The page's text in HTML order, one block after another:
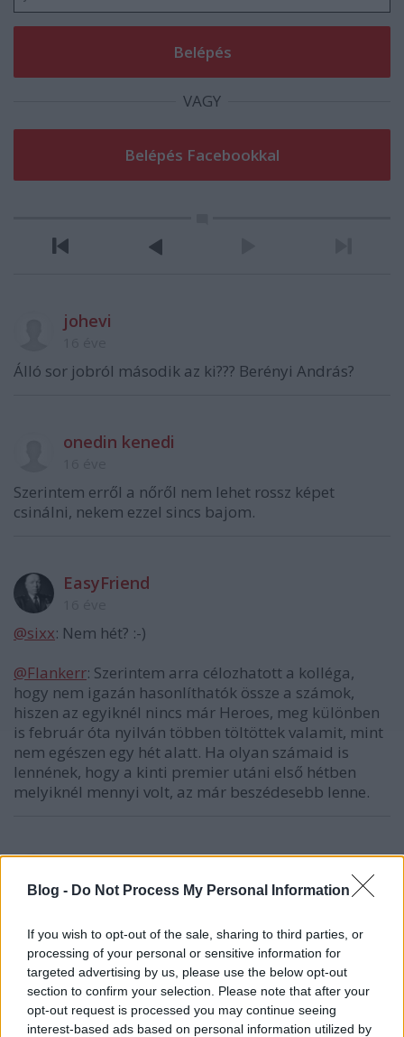
Blog - Do Not Process My Personal Information
If you wish to opt-out of the sale, sharing to third parties, or
processing of your personal or sensitive information for
targeted advertising by us, please use the below opt-out
section to confirm your selection. Please note that after your
opt-out request is processed you may continue seeing
interest-based ads based on personal information utilized by
VAGY
johevi
Álló sor jobról második az ki??? Berényi András?
onedin kenedi
Szerintem erről a nőről nem lehet rossz képet
csinálni, nekem ezzel sincs bajom.
EasyFriend
@sixx: Nem hét? :-)
@Flankerr: Szerintem arra célozhatott a kolléga,
hogy nem igazán hasonlíthatók össze a számok,
hiszen az egyiknél nincs már Heroes, meg különben
is február óta nyilván többen töltöttek valamit, mint
nem egészen egy hét alatt. Ha olyan számaid is
lennének, hogy a kinti premier utáni első hétben
melyiknél mennyi volt, az már beszédesebb lenne.
onedin kenedi
16 éve
csapatba...:)
EasyFriend
16 éve